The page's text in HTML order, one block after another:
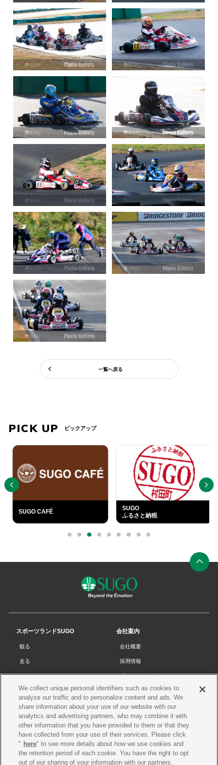
一覧へ戻る
PICK UP ピックアップ
SUGO CAFÉ
SUGO
ふるさと納税
部
0 1 2 3 4 5 6 7 8
PREV
の
スポーツランドSUGO
観る
走る
チケット
リザルト
コース・施設
SUGOで遊ぼう
スクール
イベントスケジュール
営業案内・アクセス
会社案内
会社概要
採用情報
プライバシーポリシー
Cookieポリシー
サイトマップ
お問い合わせ
プレス申請
We collect unique personal identifiers such as cookies to
analyze our traffic and to personalize content and ads. We
share information about your use of our website with our
analytics and advertising partners, who may combine it with
other information that you have provided to them or that they
have collected from your use of their services. Please click
" here" to see more details about how we use cookies and
the retention period of each cookie. You have the right to opt
out of our sharing of your information with our partners.